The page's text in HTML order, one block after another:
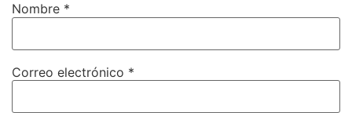
Nombre *
Correo electrónico *